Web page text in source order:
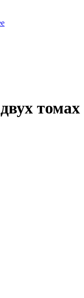
томах